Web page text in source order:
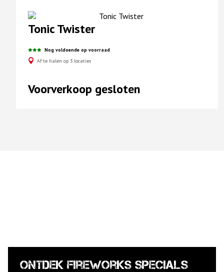
Tonic Twister
Nog voldoende op voorraad
Af te halen op 3 locaties
Voorverkoop gesloten
Ontdek Fireworks Specials